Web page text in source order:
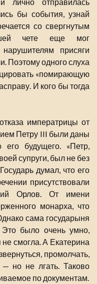
бы события, узнай
со свергнутым
чете еще мог
присяги
Поэтому одного слуха
«помирающую
И кого бы тогда
императрицы от
Петру III были даны
его будущего. «Петр,
супруги, был не без
думал, что его
присутствовали
Орлов. От имени
монарха, что
сама государыня
было очень умно,
смогла. А Екатерина
промолчать,
— но не лгать. Таково
по документам.